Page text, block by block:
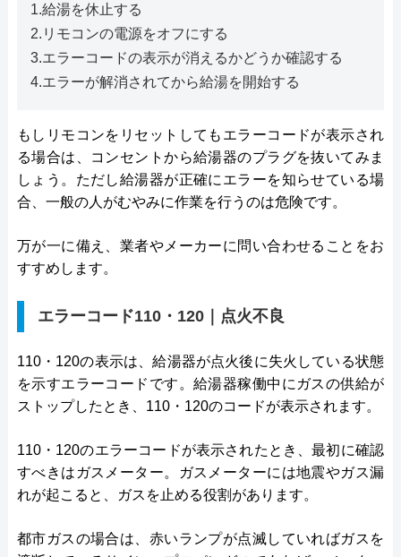
1.給湯を休止する
2.リモコンの電源をオフにする
3.エラーコードの表示が消えるかどうか確認する
4.エラーが解消されてから給湯を開始する
もしリモコンをリセットしてもエラーコードが表示され
る場合は、コンセントから給湯器のプラグを抜いてみま
しょう。ただし給湯器が正確にエラーを知らせている場
合、一般の人がむやみに作業を行うのは危険です。
万が一に備え、業者やメーカーに問い合わせることをお
すすめします。
エラーコード110・120｜点火不良
110・120の表示は、給湯器が点火後に失火している状態
を示すエラーコードです。給湯器稼働中にガスの供給が
ストップしたとき、110・120のコードが表示されます。
110・120のエラーコードが表示されたとき、最初に確認
すべきはガスメーター。ガスメーターには地震やガス漏
れが起こると、ガスを止める役割があります。
都市ガスの場合は、赤いランプが点滅していればガスを